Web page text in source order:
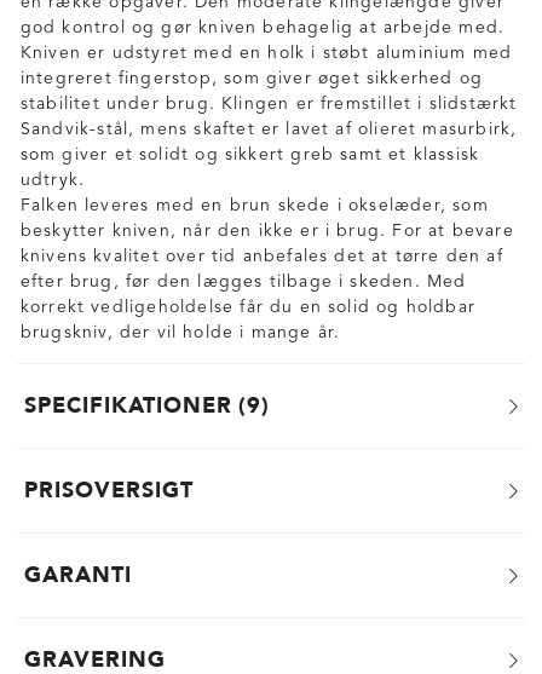
god kontrol og gør kniven behagelig at arbejde med.
Kniven er udstyret med en holk i støbt aluminium med
integreret fingerstop, som giver øget sikkerhed og
stabilitet under brug. Klingen er fremstillet i slidstærkt
Sandvik-stål, mens skaftet er lavet af olieret masurbirk,
som giver et solidt og sikkert greb samt et klassisk
udtryk.
Falken leveres med en brun skede i okselæder, som
beskytter kniven, når den ikke er i brug. For at bevare
knivens kvalitet over tid anbefales det at tørre den af
efter brug, før den lægges tilbage i skeden. Med
korrekt vedligeholdelse får du en solid og holdbar
brugskniv, der vil holde i mange år.
SPECIFIKATIONER 9
PRISOVERSIGT
GARANTI
GRAVERING